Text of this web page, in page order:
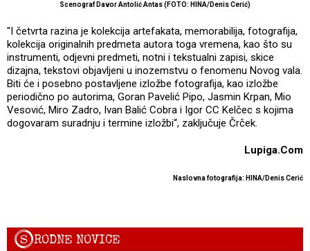
Scenograf Davor Antolić Antas (FOTO: HINA/Denis Cerić)
"I četvrta razina je kolekcija artefakata, memorabilija, fotografija,
kolekcija originalnih predmeta autora toga vremena, kao što su
instrumenti, odjevni predmeti, notni i tekstualni zapisi, skice
dizajna, tekstovi objavljeni u inozemstvu o fenomenu Novog vala.
Biti će i posebno postavljene izložbe fotografija, kao izložbe
periodično po autorima, Goran Pavelić Pipo, Jasmin Krpan, Mio
Vesović, Miro Zadro, Ivan Balić Cobra i Igor CC Kelčec s kojima
dogovaram suradnju i termine izložbi“, zaključuje Črček.
Lupiga.Com
Naslovna fotografija: HINA/Denis Cerić
SRODNE NOVICE